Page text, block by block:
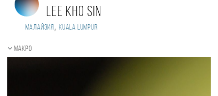
Lee kho sin
Малайзия, Kuala Lumpur
Макро